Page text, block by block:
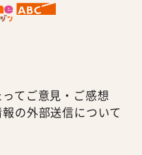
て ご意見・ご感想
の外部送信について